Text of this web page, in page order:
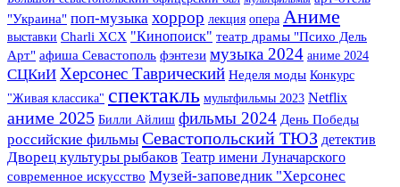
"Украина" поп-музыка хоррор лекция опера Аниме
выставки Charli XCX "Кинопоиск" театр драмы "Психо Дель
Арт" афиша Севастополь фэнтези музыка 2024 аниме 2024
СЦКиИ Херсонес Таврический Неделя моды Конкурс
"Живая классика" спектакль мультфильмы 2023 Netflix
аниме 2025 Билли Айлиш фильмы 2024 День Победы
российские фильмы Севастопольский ТЮЗ детектив
Дворец культуры рыбаков Театр имени Луначарского
современное искусство Музей-заповедник "Херсонес